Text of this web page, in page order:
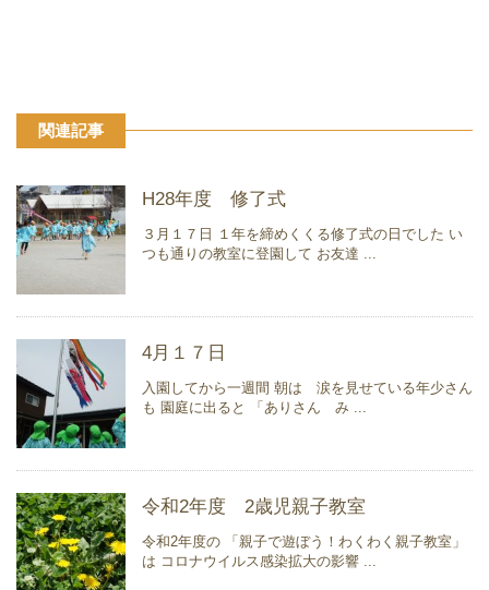
関連記事
H28年度 修了式
３月１７日 １年を締めくくる修了式の日でした い
つも通りの教室に登園して お友達 ...
4月１７日
入園してから一週間 朝は 涙を見せている年少さん
も 園庭に出ると 「ありさん み ...
令和2年度 2歳児親子教室
令和2年度の 「親子で遊ぼう！わくわく親子教室」
は コロナウイルス感染拡大の影響 ...